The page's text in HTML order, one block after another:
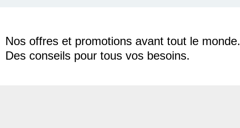
Nos offres et promotions avant tout le monde.
Des conseils pour tous vos besoins.